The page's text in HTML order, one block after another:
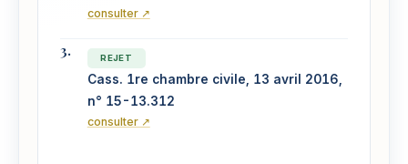
consulter ↗
REJET
Cass. 1re chambre civile, 13 avril 2016,
n° 15-13.312
consulter ↗